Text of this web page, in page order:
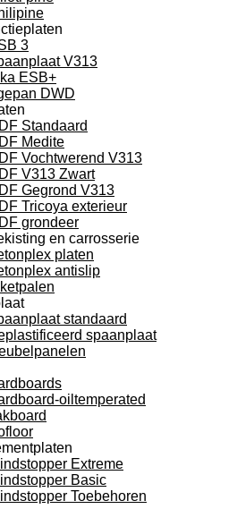
3
V313
ESB+
DWD
Standaard
Medite
Vochtwerend V313
V313 Zwart
Gegrond V313
Tricoya exterieur
grondeer
en carrosserie
platen
antislip
standaard
spaanplaat
oiltemperated
Extreme
Basic
Toebehoren